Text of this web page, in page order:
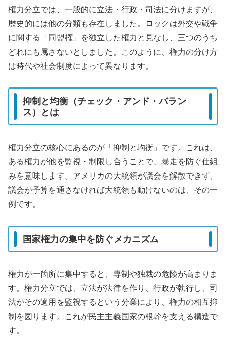
権力分立では、一般的に立法・行政・司法に分けますが、
歴史的には他の分類も存在しました。ロックは外交や戦争
に関する「同盟権」を独立した権力と見なし、三つのうち
どれにも属さないとしました。このように、権力の分け方
は時代や社会制度によって異なります。
抑制と均衡（チェック・アンド・バラン
ス）とは
権力分立の核心にあるのが「抑制と均衡」です。これは、
ある権力が他を監視・制限し合うことで、暴走を防ぐ仕組
みを意味します。アメリカの大統領が議会を解散できず、
議会が予算を通さなければ大統領も動けないのは、その一
例です。
国家権力の集中を防ぐメカニズム
権力が一箇所に集中すると、専制や独裁の危険が高まりま
す。権力分立では、立法が法律を作り、行政が執行し、司
法がその適用を監視するという分業により、権力の相互抑
制を図ります。これが民主主義国家の根幹を支える構造で
す。